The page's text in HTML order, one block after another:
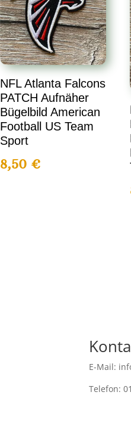
NFL Atlanta Falcons
PATCH Aufnäher
Bügelbild American
Football US Team
Sport
8,50 €
E-Mail:
Telefon: